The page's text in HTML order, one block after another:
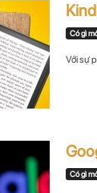
Có gì
Với sự
Có gì